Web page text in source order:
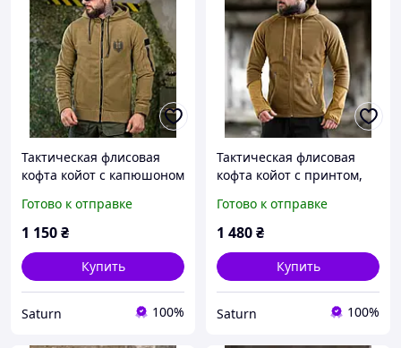
Тактическая флисовая
кофта койот с капюшоном
флисовая кофта на замке
тёплая армейская флис
Готово к отправке
1 150₴
Купить
Saturn 100%
Тактическая флисовая
кофта койот с принтом,
с капюшоном зимняя
армейская кофта флис зсу
Готово к отправке
1 480₴
Купить
Saturn 100%